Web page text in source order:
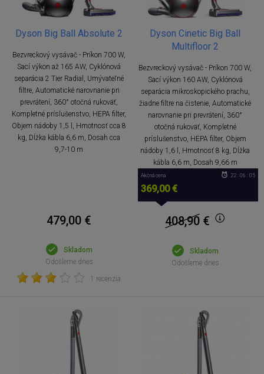
Dyson Big Ball Absolute 2
Bezvreckový vysávač - Príkon 700 W,
Sací výkon až 165 AW, Cyklónová
separácia 2 Tier Radial, Umývateľné
filtre, Automatické narovnanie pri
prevrátení, 360° otočná rukoväť,
Kompletné príslušenstvo, HEPA filter,
Objem nádoby 1,5 l, Hmotnosť cca 8
kg, Dĺžka kábla 6,6 m, Dosah cca
9,7-10 m
479,00 €
Skladom
Odošleme dnes
1 recenzia
Dyson Cinetic Big Ball
Multifloor 2
Bezvreckový vysávač - Príkon 700 W,
Sací výkon 160 AW, Cyklónová
separácia mikroskopického prachu,
žiadne filtre na čistenie, Automatické
narovnanie pri prevrátení, 360°
otočná rukoväť, Kompletné
príslušenstvo, HEPA filter, Objem
nádoby 1,6 l, Hmotnosť 8 kg, Dĺžka
kábla 6,6 m, Dosah 9,66 m
Akčná cena
369,00 €
22 : 06 : 05
408,90 €
Skladom
Odošleme dnes